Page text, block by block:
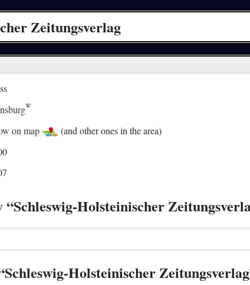
Zeitungsverlag
on map
(and other ones in the area)
Holsteinischer
Holsteinischer